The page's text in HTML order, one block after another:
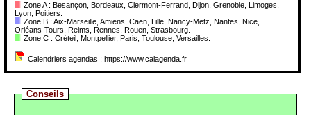
Zone A : Besançon, Bordeaux, Clermont-Ferrand, Dijon, Grenoble, Limoges,
Lyon, Poitiers.
Zone B : Aix-Marseille, Amiens, Caen, Lille, Nancy-Metz, Nantes, Nice,
Orléans-Tours, Reims, Rennes, Rouen, Strasbourg.
Zone C : Créteil, Montpellier, Paris, Toulouse, Versailles.
Calendriers agendas : https://www.calagenda.fr
Conseils